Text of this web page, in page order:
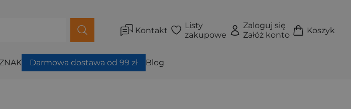
Kontakt
Listy
zakupowe
Zaloguj się
Załóż konto
Koszyk
Darmowa dostawa od 99 zł Blog